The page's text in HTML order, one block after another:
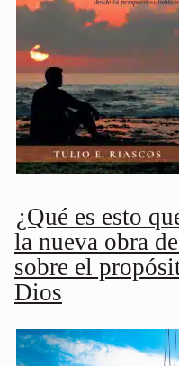
¿Qué es esto
la nueva obra
sobre el
Dios